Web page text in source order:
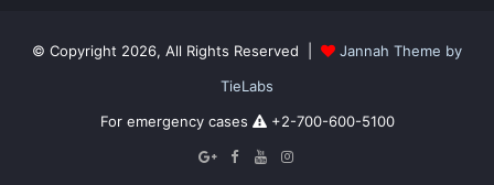
© Copyright 2026, All Rights Reserved |
Jannah Theme by
TieLabs
For emergency cases
+2-700-600-5100